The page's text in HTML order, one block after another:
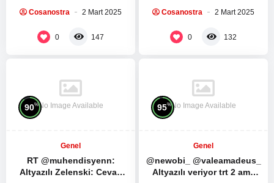
Hamaney’in Ramazan
ayında yapılması…
Cosanostra 2 Mart 2025
0 147
liderlerine bağlılıkları…
Muhammed Dayf tüm…
Cosanostra 2 Mart 2025
0 132
No Image Available
90%
Genel
RT @muhendisyenn:
Altyazılı Zelenski: Cevap
No Image Available
95%
Genel
@newobi_ @valeamadeus_
Altyazılı veriyor trt 2 ama